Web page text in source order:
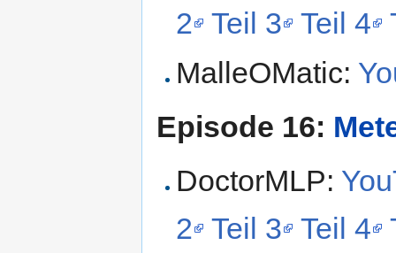
2 Teil 3 Teil 4
MalleOMatic:
Episode 16:
DoctorMLP:
2
Teil 3 Teil 4